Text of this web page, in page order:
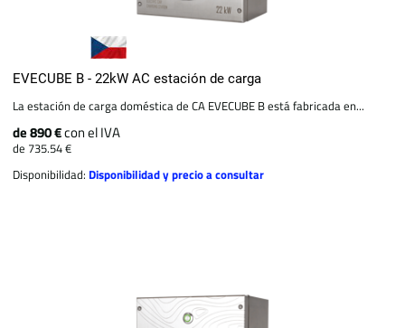
EVECUBE B - 22kW AC estación de carga
La estación de carga doméstica de CA EVECUBE B está fabricada en...
de 890 €con el IVA
de 735.54 €
Disponibilidad: Disponibilidad y precio a consultar